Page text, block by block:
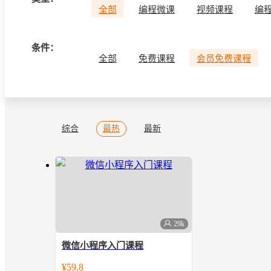
全部
编程微课 视频课程 编
条件：
全部
免费课程 会员免费课程
综合 最热 最新
29k
微信小程序入门课程
¥59.8